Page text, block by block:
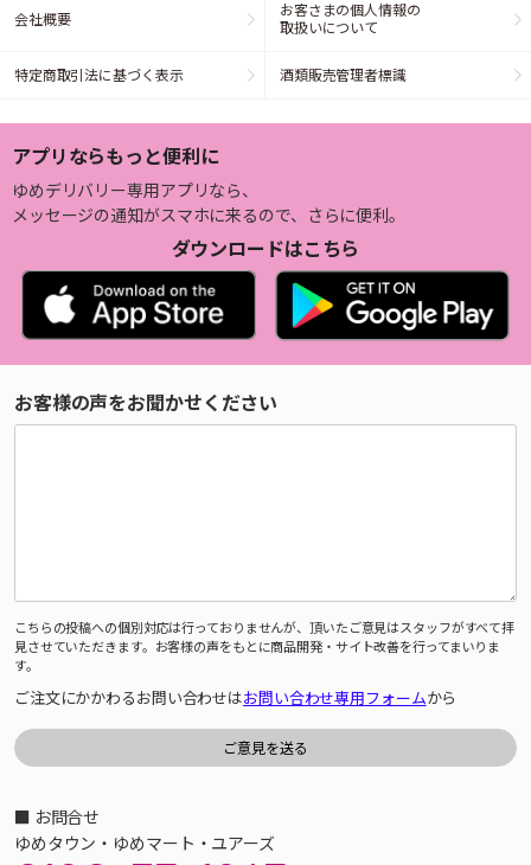
会社概要
お客さまの個人情報の
取扱いについて
特定商取引法に基づく表示 酒類販売管理者標識
アプリならもっと便利に
ゆめデリバリー専用アプリなら、
メッセージの通知がスマホに来るので、さらに便利。
ダウンロードはこちら
お客様の声をお聞かせください
こちらの投稿への個別対応は行っておりませんが、頂いたご意見はスタッフがすべて拝
見させていただきます。お客様の声をもとに商品開発・サイト改善を行ってまいりま
す。
ご注文にかかわるお問い合わせはお問い合わせ専用フォームから
■ お問合せ
ゆめタウン・ゆめマート・ユアーズ